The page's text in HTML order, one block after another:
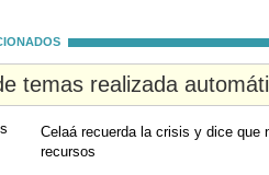
temas realizada
Celaá recuerda la crisis y dice que
recursos